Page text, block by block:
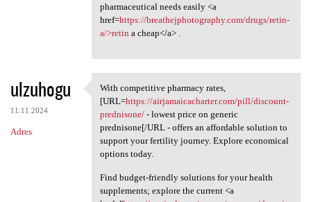
pharmaceutical needs easily <a
href=https://breathejphotography.com/drugs/retin-
a/>retin a cheap</a> .
ulzuhogu
11.11.2024
Adres
With competitive pharmacy
With competitive pharmacy rates,
[URL=https://airjamaicacharter.com/pill/discount-
prednisone/- lowest price on generic
prednisone[/URL - offers an affordable solution to
support your fertility journey. Explore economical
options today.
Find budget-friendly solutions for your health
supplements; explore the current <a